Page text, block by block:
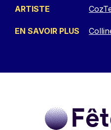
ARTISTE
EN SAVOIR PLUS